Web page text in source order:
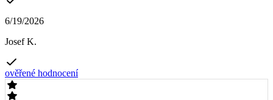
6/19/2026
Josef K.
ověřené hodnocení